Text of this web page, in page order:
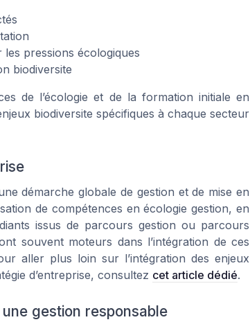
les pressions écologiques
biodiversite
de l’écologie et de la formation initiale en
biodiversite spécifiques à chaque secteur
démarche globale de gestion et de mise en
de compétences en écologie gestion, en
issus de parcours gestion ou parcours
souvent moteurs dans l’intégration de ces
aller plus loin sur l’intégration des enjeux
d’entreprise, consultez cet article dédié.
gestion responsable